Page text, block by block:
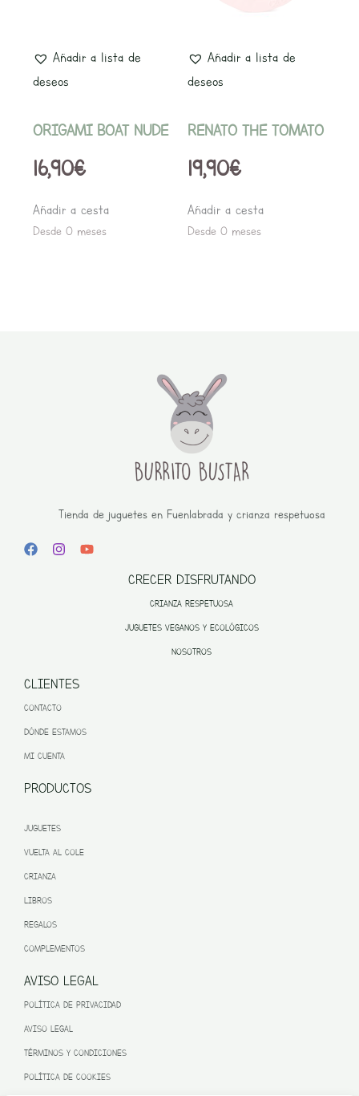
Añadir a lista de
deseos
ORIGAMI BOAT NUDE
16,90€
Añadir a cesta
Desde 0 meses
Añadir a lista de
deseos
RENATO THE TOMATO
19,90€
Añadir a cesta
Desde 0 meses
Tienda de juguetes en Fuenlabrada y crianza respetuosa
CRECER DISFRUTANDO
CRIANZA RESPETUOSA
JUGUETES VEGANOS Y ECOLÓGICOS
NOSOTROS
CLIENTES
CONTACTO
DÓNDE ESTAMOS
MI CUENTA
PRODUCTOS
JUGUETES
VUELTA AL COLE
CRIANZA
LIBROS
REGALOS
COMPLEMENTOS
AVISO LEGAL
POLÍTICA DE PRIVACIDAD
AVISO LEGAL
TÉRMINOS Y CONDICIONES
POLÍTICA DE COOKIES